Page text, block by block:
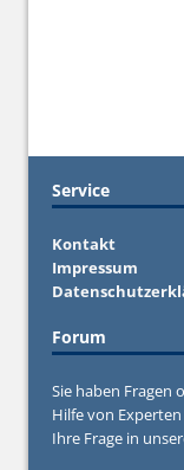
Service
Kontakt
Impressum
Forum
Sie haben Fragen
Hilfe von
Ihre Frage in